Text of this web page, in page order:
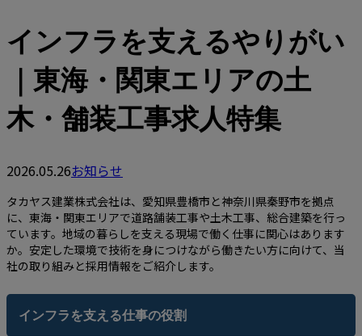
インフラを支えるやりがい
｜東海・関東エリアの土
木・舗装工事求人特集
2026.05.26お知らせ
タカヤス建業株式会社は、愛知県豊橋市と神奈川県秦野市を拠点
に、東海・関東エリアで道路舗装工事や土木工事、総合建築を行っ
ています。地域の暮らしを支える現場で働く仕事に関心はあります
か。安定した環境で技術を身につけながら働きたい方に向けて、当
社の取り組みと採用情報をご紹介します。
インフラを支える仕事の役割